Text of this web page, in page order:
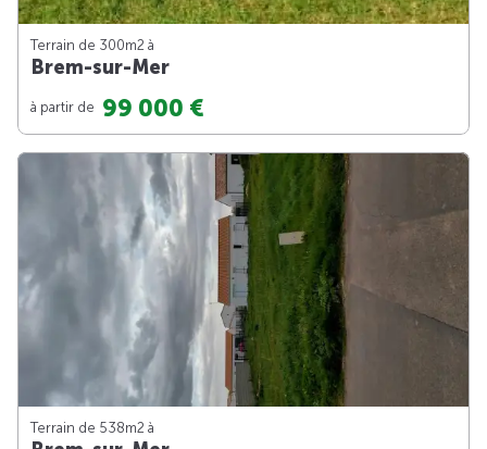
Terrain de 300m2 à
Brem-sur-Mer
à partir de 99 000 €
Terrain de 538m2 à